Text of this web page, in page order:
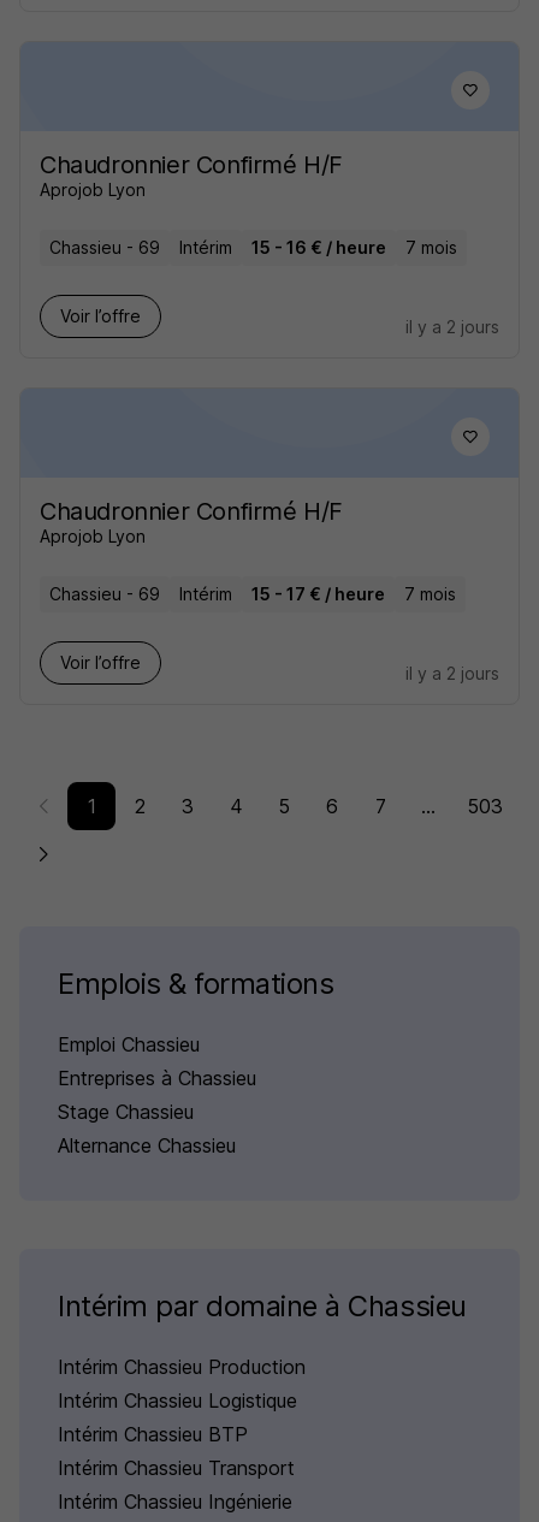
Chaudronnier Confirmé H/F
Aprojob Lyon
Chassieu - 69 Intérim 15 - 16 € / heure 7 mois
Voir l’offre
il y a 2 jours
Chaudronnier Confirmé H/F
Aprojob Lyon
Chassieu - 69 Intérim 15 - 17 € / heure 7 mois
Voir l’offre
il y a 2 jours
1 2 3 4 5 6 7 ... 503
Emplois & formations
Emploi Chassieu
Entreprises à Chassieu
Stage Chassieu
Alternance Chassieu
Intérim par domaine à Chassieu
Intérim Chassieu Production
Intérim Chassieu Logistique
Intérim Chassieu BTP
Intérim Chassieu Transport
Intérim Chassieu Ingénierie